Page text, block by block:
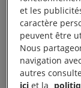
et les
caractère
peuvent être
Nous
navigation
autres